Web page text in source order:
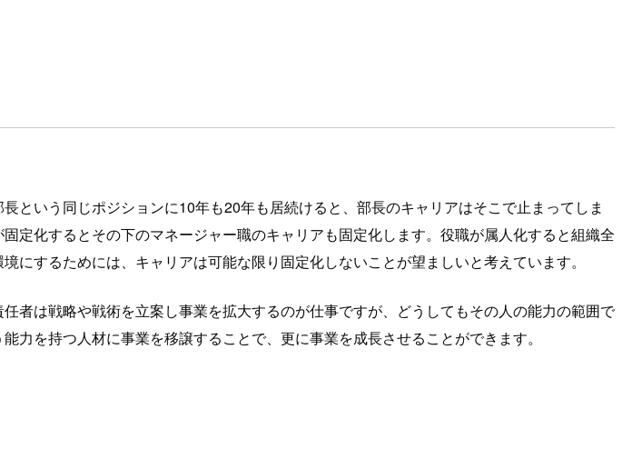
いう同じポジションに10年も20年も居続けると、部長のキャリアはそこで止まってしま
定化するとその下のマネージャー職のキャリアも固定化します。役職が属人化すると組織全
するためには、キャリアは可能な限り固定化しないことが望ましいと考えています。
者は戦略や戦術を立案し事業を拡大するのが仕事ですが、どうしてもその人の能力の範囲で
を持つ人材に事業を移譲することで、更に事業を成長させることができます。